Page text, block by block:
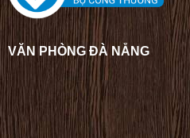
VĂN PHÒNG ĐÀ NẴNG